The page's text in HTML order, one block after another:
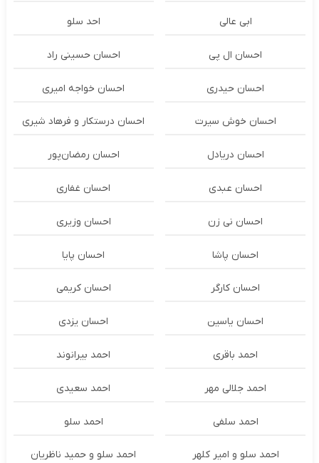
ابی عالی احد سلو
احسان ال پی احسان حسینی راد
احسان حیدری احسان خواجه امیری
احسان خوش سیرت احسان درستكار و فرهاد شيرى
احسان دریادل احسان رمضان‌پور
احسان عبدی احسان غفاری
احسان نی زن احسان وزیری
احسان پاشا احسان پایا
احسان کارگر احسان کریمی
احسان یاسین احسان یزدی
احمد باقری احمد بیرانوند
احمد جلالی مهر احمد سعیدی
احمد سلفی احمد سلو
احمد سلو و امیر کلهر احمد سلو و حمید ناظریان